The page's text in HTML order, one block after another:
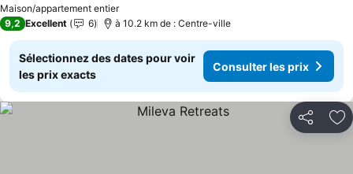
Maison/appartement entier
Consulter les prix
9,2 Excellent 6 à 10.2 km de : Centre-ville
Sélectionnez des dates pour voir
les prix exacts
Consulter les prix
Partager